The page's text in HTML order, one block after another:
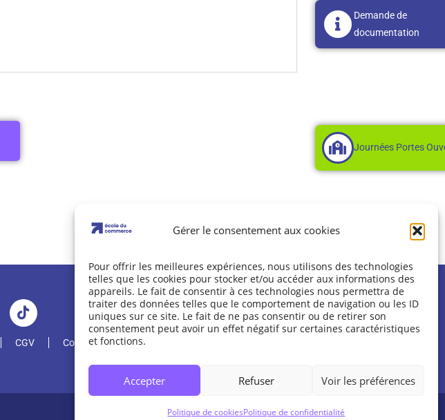
Gérer le consentement aux cookies
Pour offrir les meilleures expériences, nous utilisons des technologies
telles que les cookies pour stocker et/ou accéder aux informations des
appareils. Le fait de consentir à ces technologies nous permettra de
traiter des données telles que le comportement de navigation ou les ID
uniques sur ce site. Le fait de ne pas consentir ou de retirer son
consentement peut avoir un effet négatif sur certaines caractéristiques
et fonctions.
Accepter Refuser Voir les préférences
Politique de cookiesPolitique de confidentialité
Demande de
documentation
Journées Portes
CGV Contacts Politique de cookies (UE)